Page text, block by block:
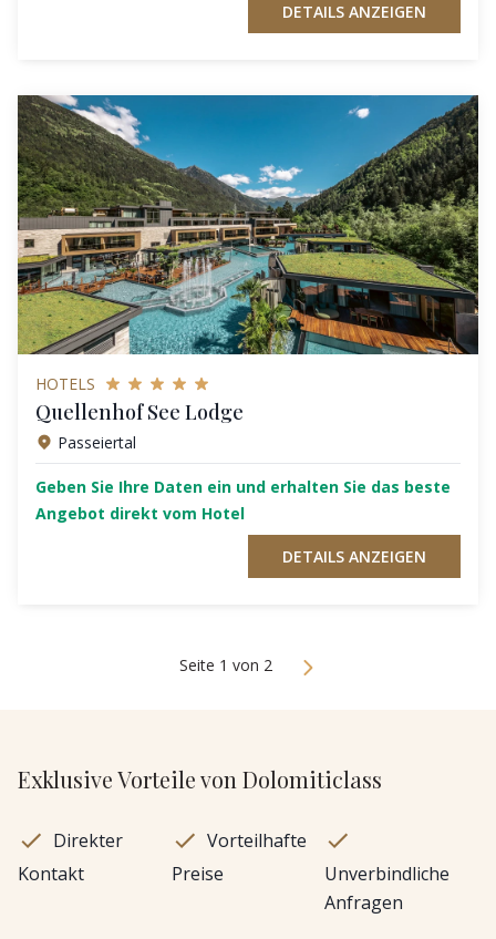
DETAILS ANZEIGEN
HOTELS
Quellenhof See Lodge
Passeiertal
Geben Sie Ihre Daten ein und erhalten Sie das beste
Angebot direkt vom Hotel
DETAILS ANZEIGEN
Seite 1 von 2
Exklusive Vorteile von Dolomiticlass
Direkter
Kontakt
Vorteilhafte
Preise
Unverbindliche
Anfragen